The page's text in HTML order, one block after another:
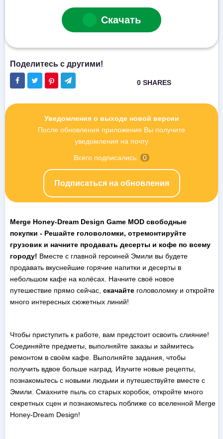
Скачать
Уведомления о выходе новой версии
После обновления приложения Вы получите
уведомления на почту
Подписаться на обновления
Всего подписались: 0
Merge Honey-Dream Design Game MOD свободные
покупки - Решайте головоломки, отремонтируйте
грузовик и начните продавать десерты и кофе по всему
городу! Вместе с главной героиней Эмили вы будете
продавать вкуснейшие горячие напитки и десерты в
небольшом кафе на колёсах. Начните своё новое
путешествие прямо сейчас, скачайте головоломку и откройте
много интересных сюжетных линий!
Чтобы приступить к работе, вам предстоит освоить слияние!
Соединяйте предметы, выполняйте заказы и займитесь
ремонтом в своём кафе. Выполняйте задания, чтобы
получить вдвое больше наград. Изучите новые рецепты,
познакомьтесь с новыми людьми и путешествуйте вместе с
Эмили. Смахните пыль со старых коробок, откройте много
секретных сцен и познакомьтесь поближе со вселенной Merge
Honey-Dream Design!